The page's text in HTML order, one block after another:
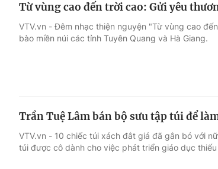
Từ vùng cao đến trời cao: Gửi yêu
VTV.vn - Đêm nhạc thiện nguyện "Từ vùng cao
bào miền núi các tỉnh Tuyên Quang và Hà Giang.
Trần Tuệ Lâm bán bộ sưu tập túi để
VTV.vn - 10 chiếc túi xách đắt giá đã gắn bó với
túi được cô dành cho việc phát triển giáo dục thiếu